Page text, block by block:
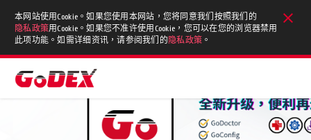
本网站使用Cookie。如果您使用本网站，您将同意我们按照我们的
隐私政策用Cookie。如果您不准许使用Cookie，您可以在您的浏览器禁用
此项功能。如需详细资讯，请参阅我们的 隐私政策 。